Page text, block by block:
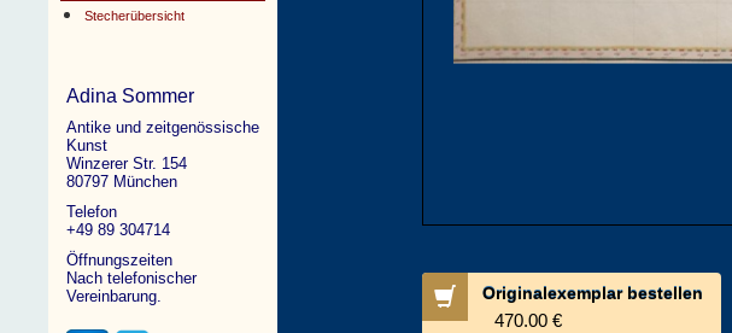
Stecherübersicht
Adina Sommer
Antike und zeitgenössische
Kunst
Winzerer Str. 154
80797 München
Telefon
+49 89 304714
Öffnungszeiten
Nach telefonischer
Vereinbarung.
Originalexemplar bestellen
470.00 €